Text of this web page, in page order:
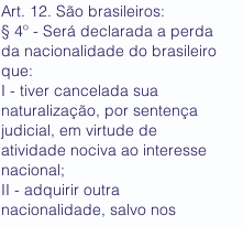
Art. 12. São brasileiros:
§ 4º - Será declarada a perda
da nacionalidade do brasileiro
que:
I - tiver cancelada sua
naturalização, por sentença
judicial, em virtude de
atividade nociva ao interesse
nacional;
II - adquirir outra
nacionalidade, salvo nos